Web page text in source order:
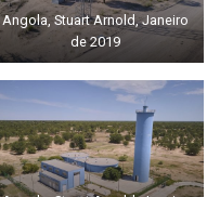
Angola, Stuart Arnold, Janeiro
de 2019